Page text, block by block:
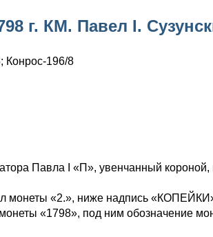
г. КМ. Павел I.
Конрос-196/8
Павла I «П», увенчанный
монеты «2.», ниже надпись
«1798», под ним обозначение